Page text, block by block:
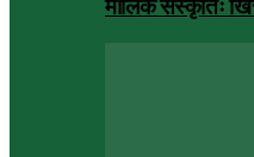
मौलिक संस्कृतिः